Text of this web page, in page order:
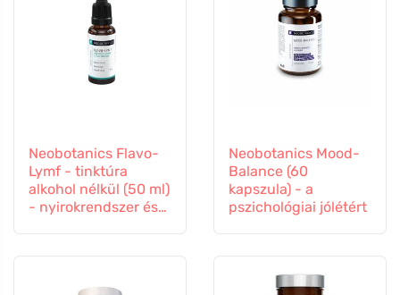
Neobotanics Flavo-
Lymf - tinktúra
alkohol nélkül (50 ml)
- nyirokrendszer és
Neobotanics Mood-
Balance (60
kapszula) - a
pszichológiai jólétért